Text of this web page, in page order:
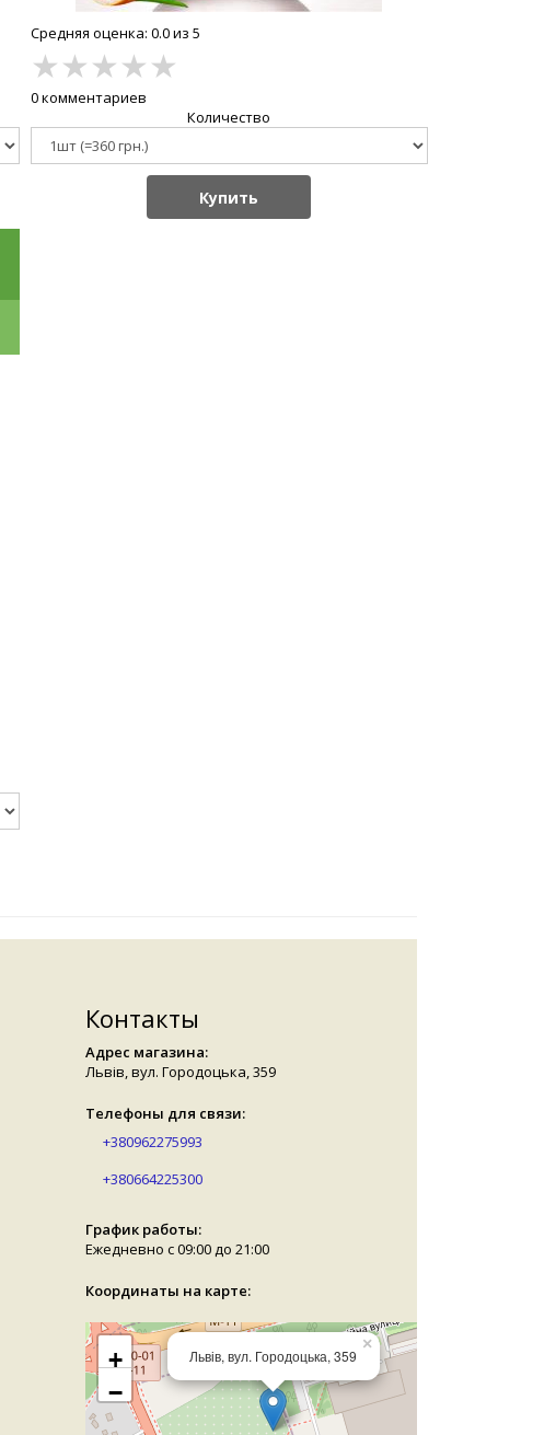
Средняя оценка: 0.0 из 5
★★★★★
0 комментариев
Количество
Купить
Контакты
Адрес магазина:
Львів, вул. Городоцька, 359
Телефоны для связи:
+380962275993
+380664225300
График работы:
Ежедневно с 09:00 до 21:00
Координаты на карте:
Львів, вул. Городоцька, 359
×
+
−